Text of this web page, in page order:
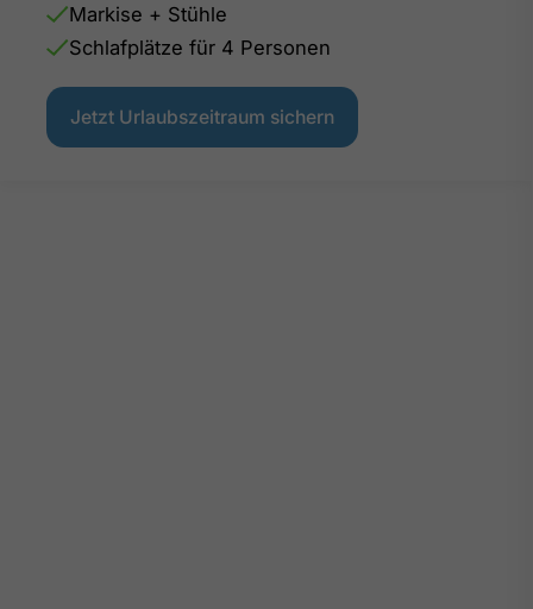
Markise + Stühle
Schlafplätze für 4 Personen
Jetzt Urlaubszeitraum sichern